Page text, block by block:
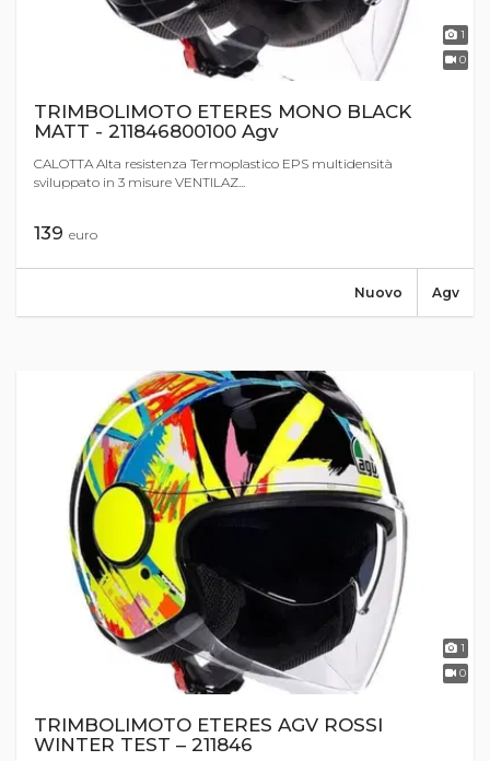
1
0
TRIMBOLIMOTO ETERES MONO BLACK
MATT - 211846800100 Agv
CALOTTA Alta resistenza Termoplastico EPS multidensità
sviluppato in 3 misure VENTILAZ...
139 euro
Agv
Nuovo
1
0
TRIMBOLIMOTO ETERES AGV ROSSI
WINTER TEST – 211846